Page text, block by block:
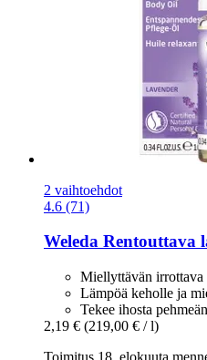
2 vaihtoehdot
4.6 (71)
Weleda Rentouttava
Miellyttävän irrottava
Lämpöä keholle ja
Tekee ihosta
2,19 € (219,00 € / l)
Toimitus 18. elokuuta